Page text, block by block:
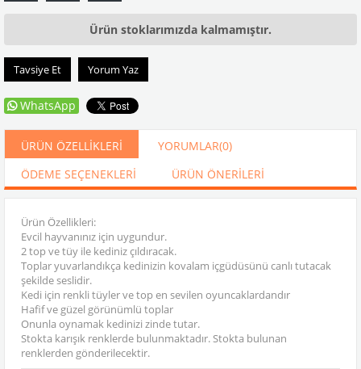
Ürün stoklarımızda kalmamıştır.
Tavsiye Et Yorum Yaz
WhatsApp
ÜRÜN ÖZELLIKLERI YORUMLAR(0)
ÖDEME SEÇENEKLERI
ÜRÜN ÖNERILERI
Ürün Özellikleri:
Evcil hayvanınız için uygundur.
2 top ve tüy ile kediniz çıldıracak.
Toplar yuvarlandıkça kedinizin kovalam içgüdüsünü canlı tutacak
şekilde seslidir.
Kedi için renkli tüyler ve top en sevilen oyuncaklardandır
Hafif ve güzel görünümlü toplar
Onunla oynamak kedinizi zinde tutar.
Stokta karışık renklerde bulunmaktadır. Stokta bulunan
renklerden gönderilecektir.